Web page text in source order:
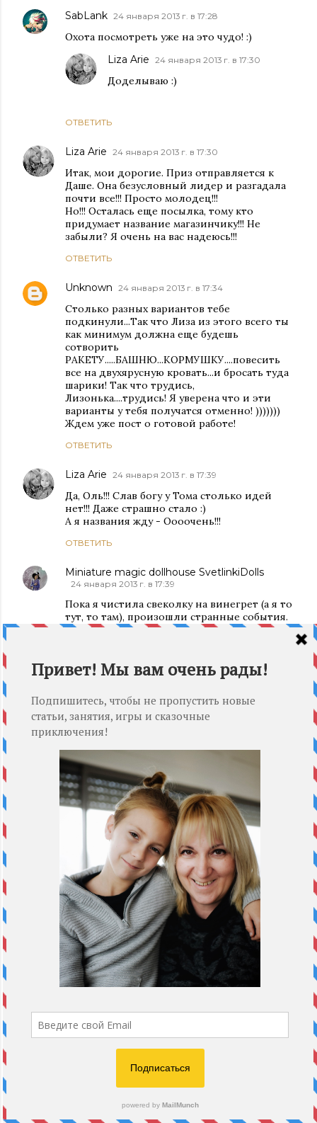
SabLank 24 января 2013 г. в 17:28
Охота посмотреть уже на это чудо! :)
ОТВЕТИТЬ
Liza Arie 24 января 2013 г. в 17:30
Доделываю :)
Liza Arie 24 января 2013 г. в 17:30
Итак, мои дорогие. Приз отправляется к
Даше. Она безусловный лидер и разгадала
почти все!!! Просто молодец!!!
Но!!! Осталась еще посылка, тому кто
придумает название магазинчику!!! Не
забыли? Я очень на вас надеюсь!!!
ОТВЕТИТЬ
Unknown 24 января 2013 г. в 17:34
Столько разных вариантов тебе
подкинули...Так что Лиза из этого всего ты
как минимум должна еще будешь
сотворить
РАКЕТУ.....БАШНЮ...КОРМУШКУ....повесить
все на двухярусную кровать...и бросать туда
шарики! Так что трудись,
Лизонька....трудись! Я уверена что и эти
варианты у тебя получатся отменно! )))))))
Ждем уже пост о готовой работе!
ОТВЕТИТЬ
Liza Arie 24 января 2013 г. в 17:39
Да, Оль!!! Слав богу у Тома столько идей
нет!!! Даже страшно стало :)
А я названия жду - Оооочень!!!
ОТВЕТИТЬ
Miniature magic dollhouse SvetlinkiDolls
24 января 2013 г. в 17:39
Пока я чистила свеколку на винегрет (а я то
тут, то там), произошли странные события.
Я угадала. Ничего себе, а день так скучно
принцип – отключи сознание и лови образ,
что идет в голову. Жаль не смогла хорошо
Теперь не терпится посмотреть, что же это
будет за чудо домик по заказу Тома.
Liza Arie
Вот видишь какая молодец!!! А я уже
всю квартиру пропылесосила и
полы помыла. И настроение
отменное - тоже повеселилась.
Надеюсь остальные участники
тоже. Такая богатая у всех фантазия,
просто чудо. Но ты, конечно, вне
конкуренции. Можно на ты? Адрес
жду.
Может еще и название придумаешь
и получишь сразу две посылки :)
Miniature magic dollhouse
SvetlinkiDolls
24 января 2013 г. в 18:21
Отправила свои данные на
почтовый ящик gmail.com